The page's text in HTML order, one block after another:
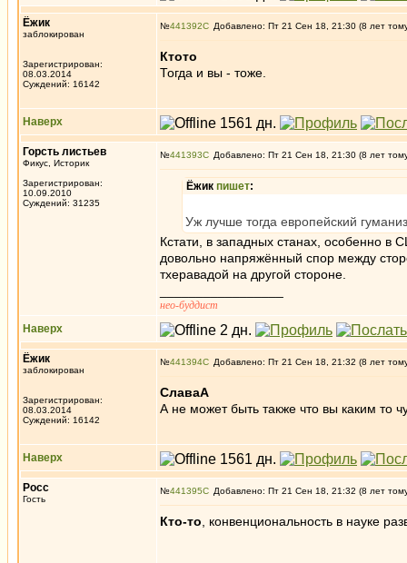
Ёжик
заблокирован
Зарегистрирован:
08.03.2014
Суждений: 16142
№441392 Добавлено: Пт 21 Сен 18, 21:30 (8 лет
Ктото
Тогда и вы - тоже.
Наверх
Горсть листьев
Фикус, Историк
Зарегистрирован:
10.09.2010
Суждений: 31235
№441393 Добавлено: Пт 21 Сен 18, 21:30 (8 лет
Ёжик пишет:
Уж лучше тогда европейский
Кстати, в западных станах, особенно в
довольно напряжённый спор между
тхеравадой на другой стороне.
нео-буддист
Наверх
Ёжик
заблокирован
Зарегистрирован:
08.03.2014
Суждений: 16142
№441394 Добавлено: Пт 21 Сен 18, 21:32 (8 лет
СлаваА
А не может быть также что вы каким то
Наверх
Росс
Гость
№441395 Добавлено: Пт 21 Сен 18, 21:32 (8 лет
Кто-то , конвенциональность в науке